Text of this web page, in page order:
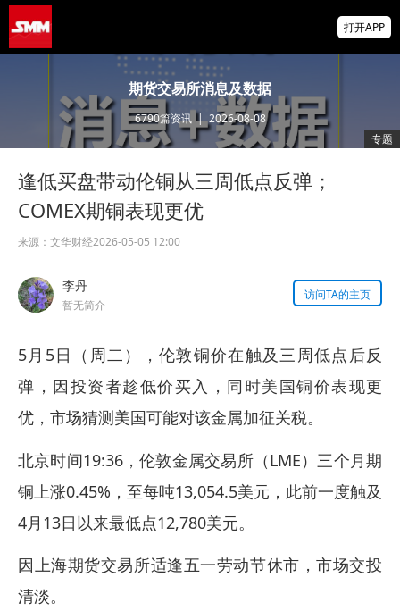
2026 SMM锌业大会圆满落幕！大咖云集 共
寻锌行业破局发展新机遇
美国拟投30亿美元扶持关键矿产
打开APP
期货交易所消息及数据
6790篇资讯|2026-08-08
专题
逢低买盘带动伦铜从三周低点反弹；
COMEX期铜表现更优
来源： 文华财经2026-05-05 12:00
李丹
暂无简介
访问TA的主页
5月5日（周二），伦敦铜价在触及三周低点后反
弹，因投资者趁低价买入，同时美国铜价表现更
优，市场猜测美国可能对该金属加征关税。
北京时间19:36，伦敦金属交易所（LME）三个月期
铜上涨0.45%，至每吨13,054.5美元，此前一度触及
4月13日以来最低点12,780美元。
因上海期货交易所适逢五一劳动节休市，市场交投
清淡。